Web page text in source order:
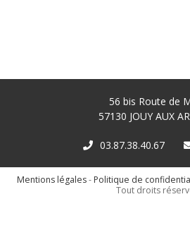
56 bis Route de
57130 JOUY AUX
03.87.38.40.67
Mentions légales- Politique de
Tout droits